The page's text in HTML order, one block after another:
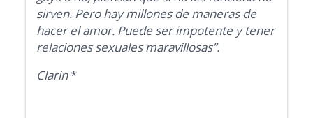
sirven. Pero hay millones de maneras de
hacer el amor. Puede ser impotente y tener
relaciones sexuales maravillosas”.
Clarin*